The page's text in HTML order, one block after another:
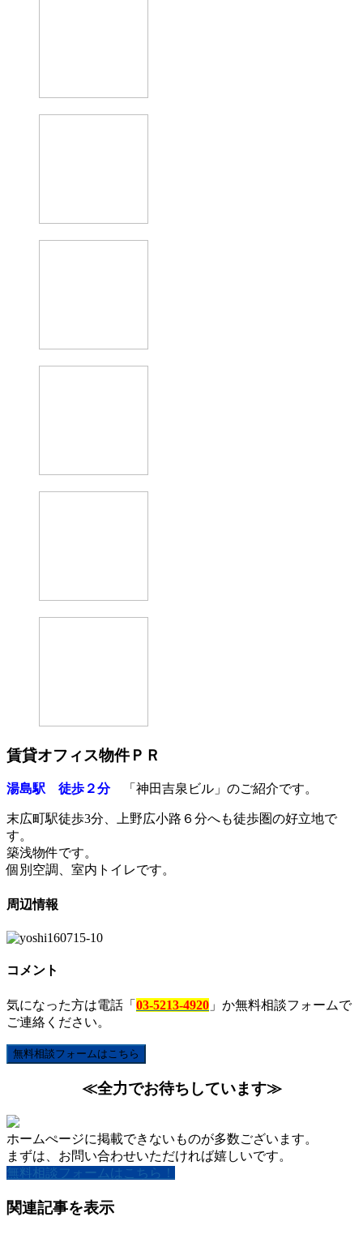
賃貸オフィス物件ＰＲ
湯島駅 徒歩２分 「神田吉泉ビル」のご紹介です。
末広町駅徒歩3分、上野広小路６分へも徒歩圏の好立地で
す。
築浅物件です。
個別空調、室内トイレです。
周辺情報
コメント
気になった方は電話「 03-5213-4920 」か無料相談フォームで
ご連絡ください。
無料相談フォームはこちら
≪全力でお待ちしています≫
ホームぺージに掲載できないものが多数ございます。
まずは、お問い合わせいただければ嬉しいです。
無料相談フォームはこちら！
関連記事を表示